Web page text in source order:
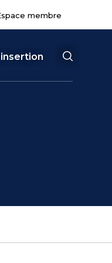
membre